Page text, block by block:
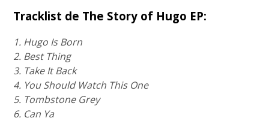
Tracklist de The Story of Hugo EP:
1. Hugo Is Born
2. Best Thing
3. Take It Back
4. You Should Watch This One
5. Tombstone Grey
6. Can Ya